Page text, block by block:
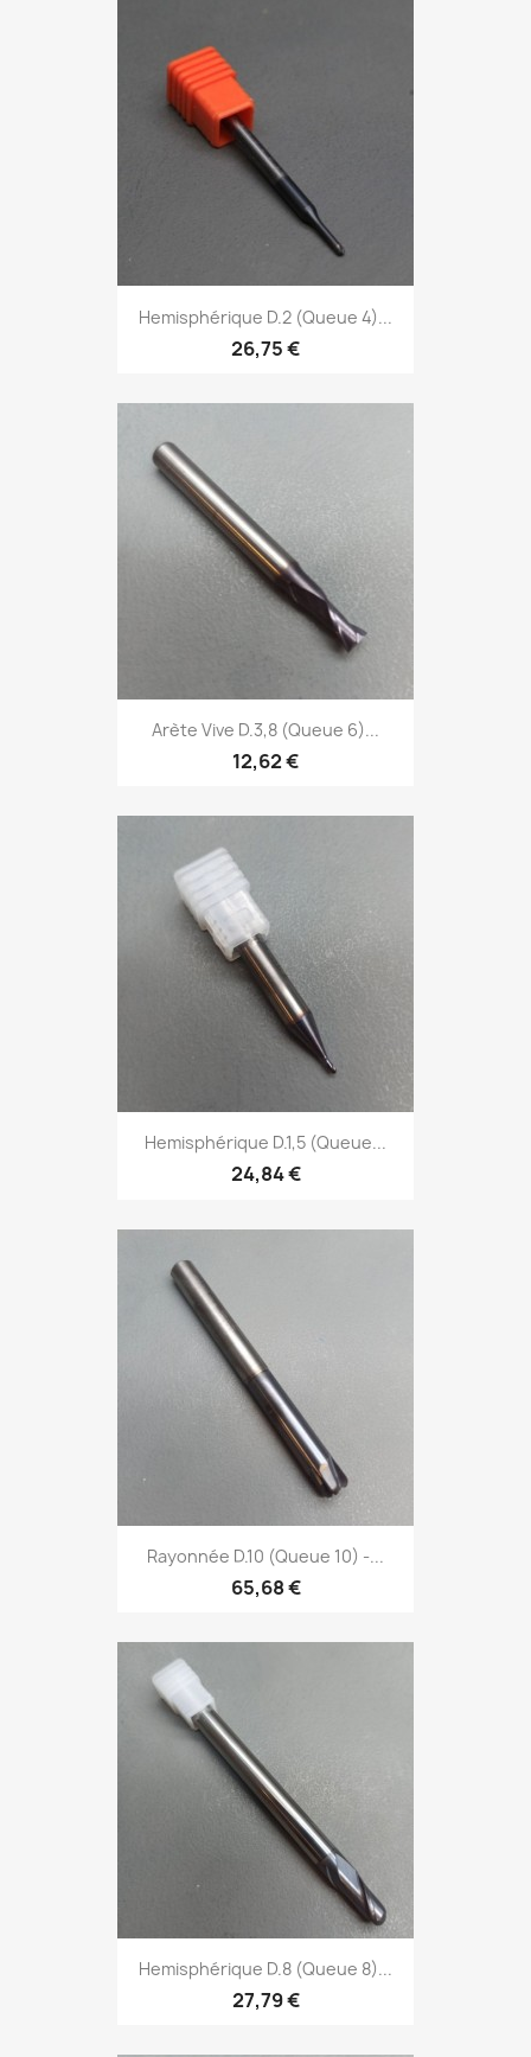
Hemisphérique D.2 (Queue 4)...
26,75 €
Arète Vive D.3,8 (Queue 6)...
12,62 €
Hemisphérique D.1,5 (Queue...
24,84 €
Rayonnée D.10 (Queue 10) -...
65,68 €
Hemisphérique D.8 (Queue 8)...
27,79 €